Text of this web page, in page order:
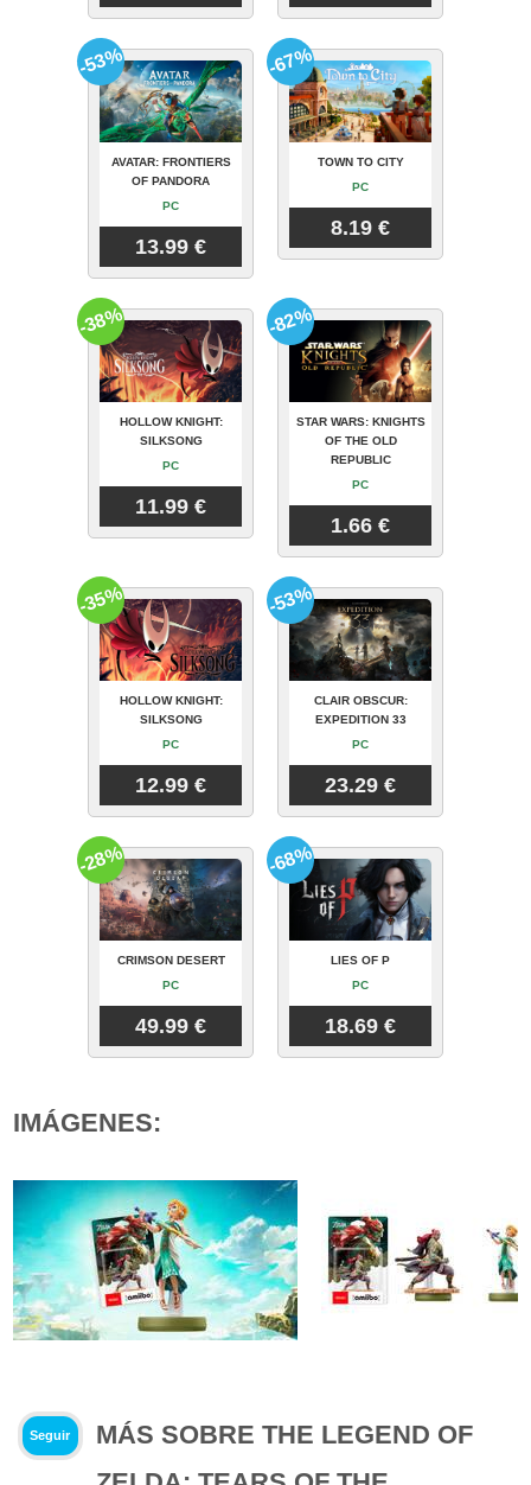
AVATAR: FRONTIERS
OF PANDORA
PC
13.99 €
-53%
TOWN TO CITY
PC
8.19 €
-67%
HOLLOW KNIGHT:
SILKSONG
PC
11.99 €
-38%
STAR WARS: KNIGHTS
OF THE OLD
REPUBLIC
PC
1.66 €
-82%
HOLLOW KNIGHT:
SILKSONG
PC
12.99 €
-35%
CLAIR OBSCUR:
EXPEDITION 33
PC
23.29 €
-53%
CRIMSON DESERT
PC
49.99 €
-28%
LIES OF P
PC
18.69 €
-68%
IMÁGENES:
Seguir
MÁS SOBRE THE LEGEND OF